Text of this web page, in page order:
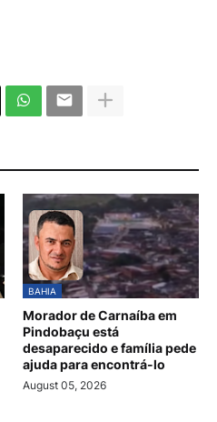
BAHIA
Morador de Carnaíba em
Pindobaçu está
desaparecido e família pede
ajuda para encontrá-lo
August 05, 2026